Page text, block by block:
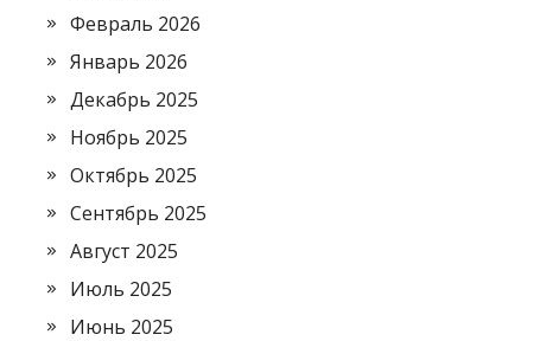
Февраль 2026
Январь 2026
Декабрь 2025
Ноябрь 2025
Октябрь 2025
Сентябрь 2025
Август 2025
Июль 2025
Июнь 2025